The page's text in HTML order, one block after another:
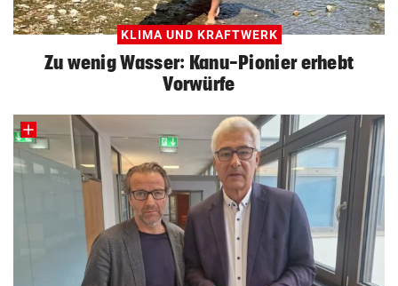
KLIMA UND KRAFTWERK
Zu wenig Wasser: Kanu-Pionier erhebt
Vorwürfe